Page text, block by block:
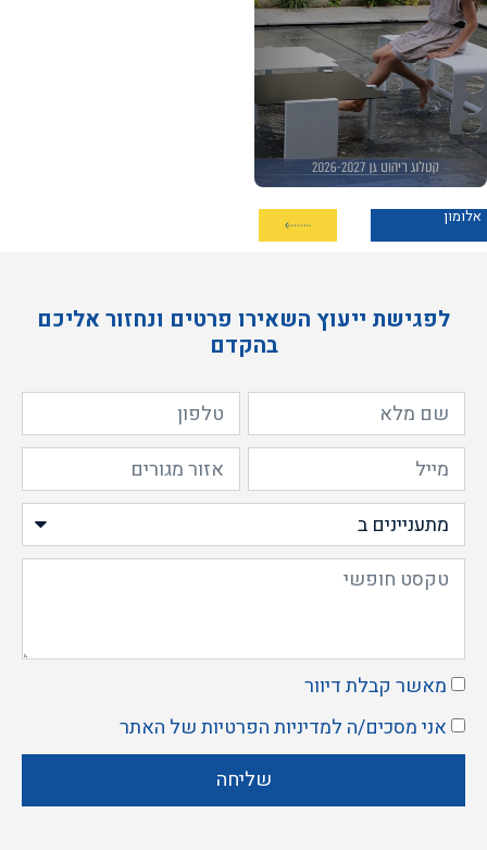
אלומון
לפגישת ייעוץ השאירו פרטים ונחזור אליכם
בהקדם
מאשר קבלת דיוור
אני מסכים/ה למדיניות הפרטיותשל האתר
שליחה